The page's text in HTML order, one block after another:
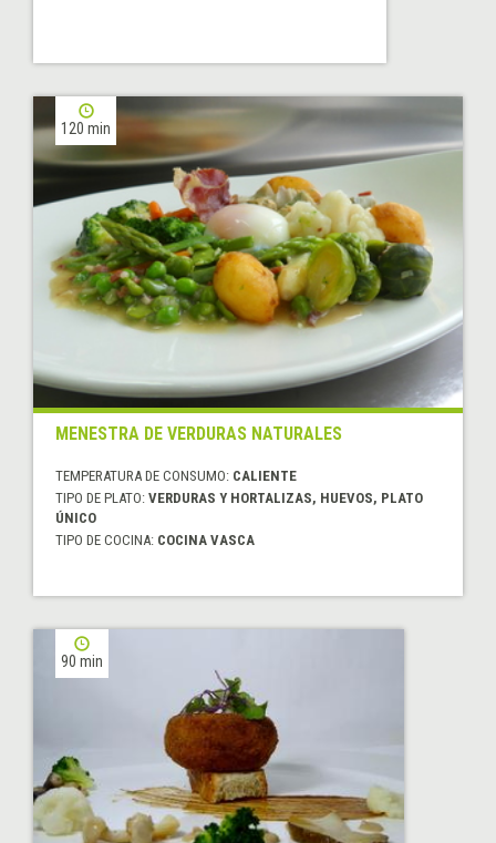
120 min
MENESTRA DE VERDURAS NATURALES
TEMPERATURA DE CONSUMO: CALIENTE
TIPO DE PLATO: VERDURAS Y HORTALIZAS, HUEVOS, PLATO
ÚNICO
TIPO DE COCINA: COCINA VASCA
90 min